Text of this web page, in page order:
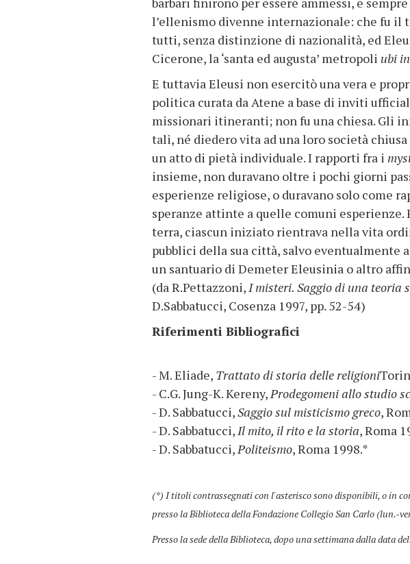
l’ellenismo divenne internazionale: che fu il
tutti, senza distinzione di nazionalità, ed
Cicerone, la ‘santa ed augusta’ metropoli ubi
E tuttavia Eleusi non esercitò una vera e
politica curata da Atene a base di inviti
missionari itineranti; non fu una chiesa. Gli
tali, né diedero vita ad una loro società
un atto di pietà individuale. I rapporti fra i
insieme, non duravano oltre i pochi giorni
esperienze religiose, o duravano solo come
speranze attinte a quelle comuni esperienze.
terra, ciascun iniziato rientrava nella vita
pubblici della sua città, salvo eventualmente
un santuario di Demeter Eleusinia o altro
(da R.Pettazzoni,I misteri. Saggio di una teoria
D.Sabbatucci, Cosenza 1997, pp. 52-54)
Riferimenti Bibliografici
- M. Eliade, Trattato di storia delle religioni
- C.G. Jung-K. Kereny,Prodegomeni allo studio
- D. Sabbatucci,Saggio sul misticismo greco,
- D. Sabbatucci,Il mito, il rito e la storia, Roma
- D. Sabbatucci,Politeismo, Roma 1998.*
(*) I titoli contrassegnati con l'asterisco sono disponibili, o in
presso la Biblioteca della Fondazione Collegio San Carlo (lun.-
Presso la sede della Biblioteca, dopo una settimana dalla data